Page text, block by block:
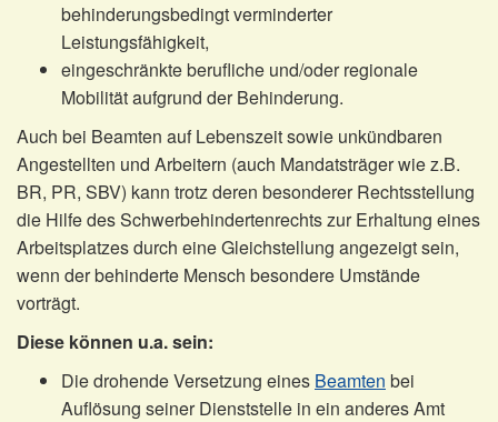
behinderungsbedingt verminderter
Leistungsfähigkeit,
eingeschränkte berufliche und/oder regionale
Mobilität aufgrund der Behinderung.
Auch bei Beamten auf Lebenszeit sowie unkündbaren
Angestellten und Arbeitern (auch Mandatsträger wie z.B.
BR, PR, SBV) kann trotz deren besonderer Rechtsstellung
die Hilfe des Schwerbehindertenrechts zur Erhaltung eines
Arbeitsplatzes durch eine Gleichstellung angezeigt sein,
wenn der behinderte Mensch besondere Umstände
vorträgt.
Diese können u.a. sein:
Die drohende Versetzung eines Beamten bei
Auflösung seiner Dienststelle in ein anderes Amt